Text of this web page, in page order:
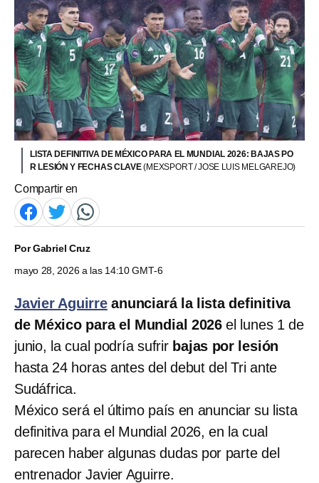
LISTA DEFINITIVA DE MÉXICO PARA EL MUNDIAL 2026: BAJAS PO
R LESIÓN Y FECHAS CLAVE(MEXSPORT / JOSE LUIS MELGAREJO)
Compartir en
PorGabriel Cruz
mayo 28, 2026 a las 14:10 GMT-6
Javier Aguirreanunciará la lista definitiva
de México para el Mundial 2026el lunes 1 de
junio, la cual podría sufrir bajas por lesión
hasta 24 horas antes del debut del Tri ante
Sudáfrica.
México será el último país en anunciar su lista
definitiva para el Mundial 2026, en la cual
parecen haber algunas dudas por parte del
entrenador Javier Aguirre.